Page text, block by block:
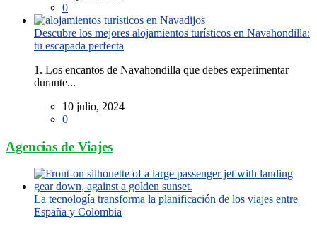
0
Descubre los mejores alojamientos turísticos en Navahondilla:
tu escapada perfecta
1. Los encantos de Navahondilla que debes experimentar
durante...
10 julio, 2024
0
Agencias de Viajes
La tecnología transforma la planificación de los viajes entre
España y Colombia